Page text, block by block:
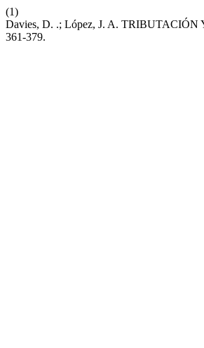
(1)
Davies, D. .; López, J. A.
361-379.